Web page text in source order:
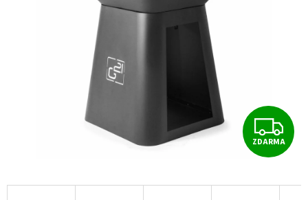
Z
D
A
ZDARMA